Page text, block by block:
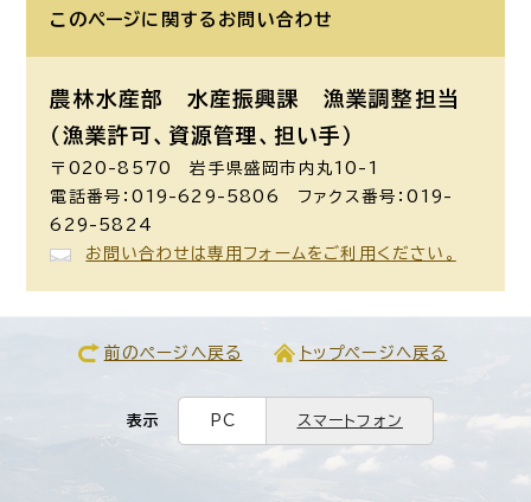
このページに関する お問い合わせ
農林水産部 水産振興課
漁業調整担当
（漁業許可、資源管理、担い手）
〒020-8570 岩手県盛岡市内丸10-1
電話番号：019-629-5806 ファクス番号：019-
629-5824
お問い合わせは専用フォームをご利用ください。
前のページへ戻る トップページへ戻る
表示 PC スマートフォン